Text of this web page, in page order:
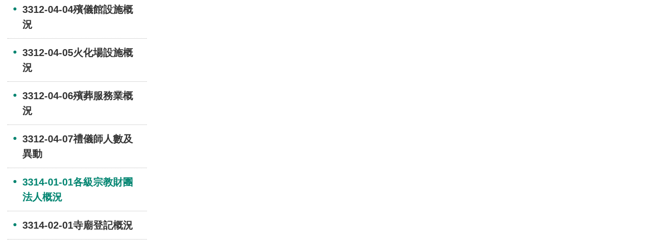
3312-04-04殯儀館設施概
況
3312-04-05火化場設施概
況
3312-04-06殯葬服務業概
況
3312-04-07禮儀師人數及
異動
3314-01-01各級宗教財團
法人概況
3314-02-01寺廟登記概況